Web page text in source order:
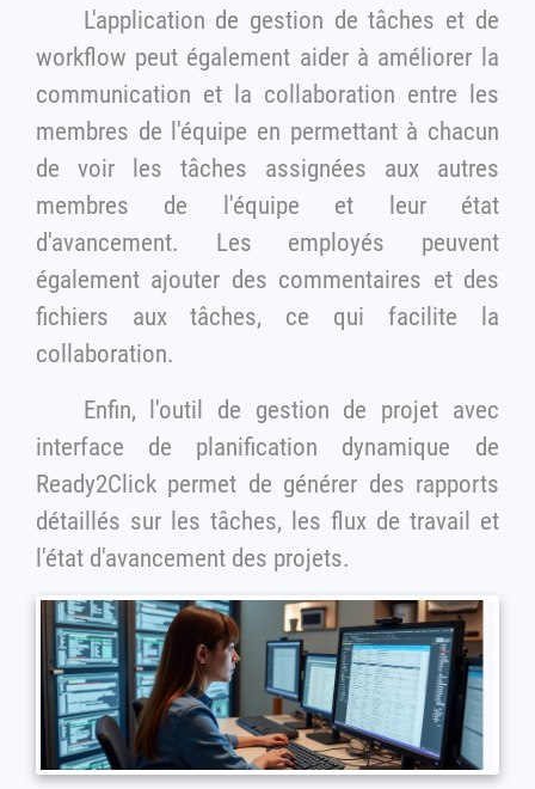
L'application de gestion de tâches et de
workflow peut également aider à améliorer la
communication et la collaboration entre les
membres de l'équipe en permettant à chacun
de voir les tâches assignées aux autres
membres de l'équipe et leur état
d'avancement. Les employés peuvent
également ajouter des commentaires et des
fichiers aux tâches, ce qui facilite la
collaboration.
Enfin, l'outil de gestion de projet avec
interface de planification dynamique de
Ready2Click permet de générer des rapports
détaillés sur les tâches, les flux de travail et
l'état d'avancement des projets.